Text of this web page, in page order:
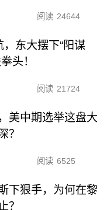
阅读 24644
东大摆下“阳谋
头！
阅读 21724
美中期选举这盘大
？
阅读 6525
下狠手，为何在黎
？